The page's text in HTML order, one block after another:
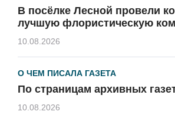
В посёлке Лесной провели
лучшую флористическую
10.08.2026
О ЧЕМ ПИСАЛА ГАЗЕТА
По страницам архивных
10.08.2026